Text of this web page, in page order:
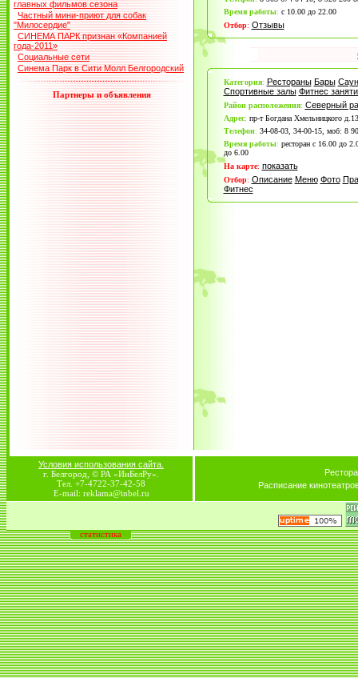
главных фильмов сезона
Частный мини-приют для собак
"Милосердие"
СИНЕМА ПАРК признан «Компанией
года-2011»
Социальные сети
Синема Парк в Сити Молл Белгородский
Партнеры и объявления
Время работы: с 10.00 до 22.00
Отбор: Отзывы
Категория: Рестораны Бары
Спортивные залы Фитнес
Район расположения: Северный
Адрес: пр-т Богдана Хмельницкого
Телефон: 34-08-03, 34-00-15, моб: 8
Время работы: ресторан с 16.00 до
до 6.00
На карте: показать
Отбор: Описание Меню Фото
Фитнес
Условия использования сайта.
г. Белгород, © РА «ИнБелРу».
Тел. +7-4722-37-42-58
E-mail: reklama@inbel.ru
Расписание
статистика